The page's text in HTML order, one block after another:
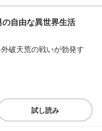
自由な異世界生活
破天荒の戦いが勃発す
試し読み